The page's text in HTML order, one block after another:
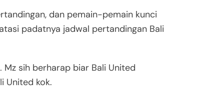
dan pemain-pemain kunci
padatnya jadwal pertandingan Bali
Mz sih berharap biar Bali United
United kok.